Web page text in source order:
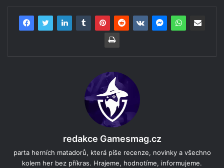
redakce Gamesmag.cz
parta herních matadorů, která píše recenze, novinky a všechno
kolem her bez příkras. Hrajeme, hodnotíme, informujeme.